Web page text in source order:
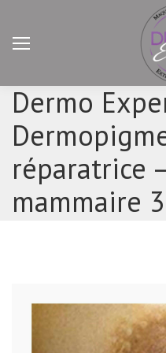
Dermo
réparatrice
mammaire 3